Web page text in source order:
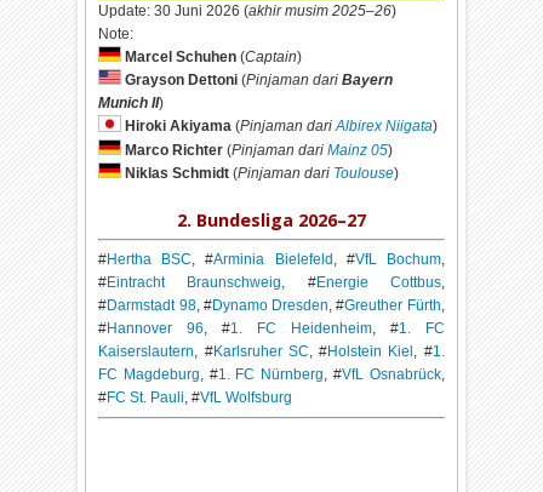
Update:30 Juni 2026 (akhir musim 2025–26)
Note:
Marcel Schuhen (Captain)
Grayson Dettoni (Pinjaman dariBayern
Munich II)
Hiroki Akiyama (Pinjaman dariAlbirex Niigata)
Marco Richter (Pinjaman dariMainz 05)
Niklas Schmidt (Pinjaman dari Toulouse)
2. Bundesliga 2026–27
#Hertha BSC, #Arminia Bielefeld , #VfL Bochum,
#Eintracht Braunschweig, #Energie Cottbus,
#Darmstadt 98, #Dynamo Dresden, #Greuther Fürth,
#Hannover 96, #1. FC Heidenheim, #1. FC
Kaiserslautern, #Karlsruher SC, #Holstein Kiel , #1.
FC Magdeburg, #1. FC Nürnberg, #VfL Osnabrück,
#FC St. Pauli, #VfL Wolfsburg